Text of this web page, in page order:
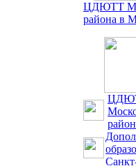
ЦДЮТТ
района в